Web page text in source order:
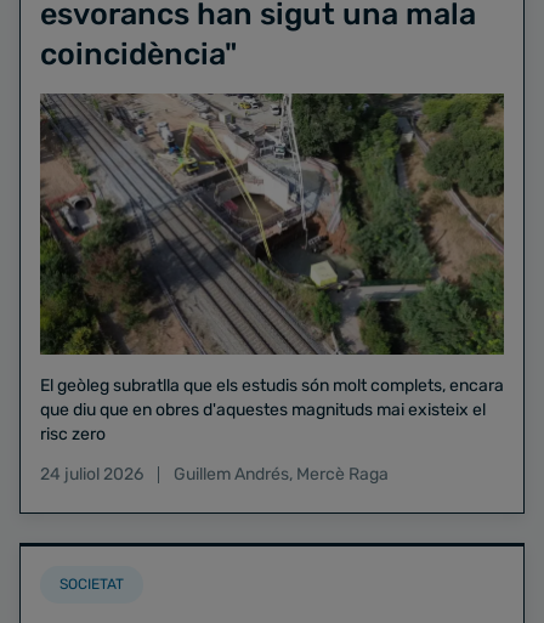
esvorancs han sigut una mala
coincidència"
El geòleg subratlla que els estudis són molt complets, encara
que diu que en obres d'aquestes magnituds mai existeix el
risc zero
24 juliol 2026
Guillem Andrés, Mercè Raga
SOCIETAT